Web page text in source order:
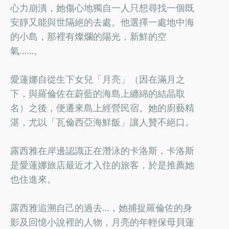
心力崩潰，她傷心地獨自一人只想尋找一個既
安靜又能與世隔絕的去處。他選擇一處地中海
的小島，那裡有燦爛的陽光，新鮮的空
氣……。
愛蓮娜自從生下女兒「月亮」（因在滿月之
下，與羅倫佐在蔚藍的海島上纏綿的結晶取
名）之後，便遷來島上經營民宿。她的廚藝精
湛，尤以「瓦倫西亞海鮮飯」讓人贊不絕口。
露西雅在岸邊認識正在潛泳的卡洛斯，卡洛斯
是愛蓮娜旅店最近才入住的旅客，於是推薦她
也住進來。
露西雅追溯自己的過去…，她捕捉羅倫佐的身
影及回憶小說裡的人物，月亮的年輕保母貝蓮